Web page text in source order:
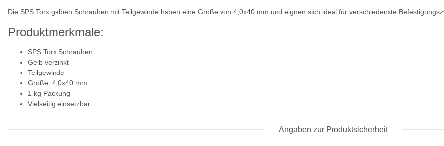
Die SPS Torx gelben Schrauben mit Teilgewinde haben eine Größe von 4,0x40 mm und eignen sich ideal für verschiedenste
Produktmerkmale:
SPS Torx Schrauben
Gelb verzinkt
Teilgewinde
Größe: 4,0x40 mm
1 kg Packung
Vielseitig einsetzbar
Angaben zur Produktsicherheit